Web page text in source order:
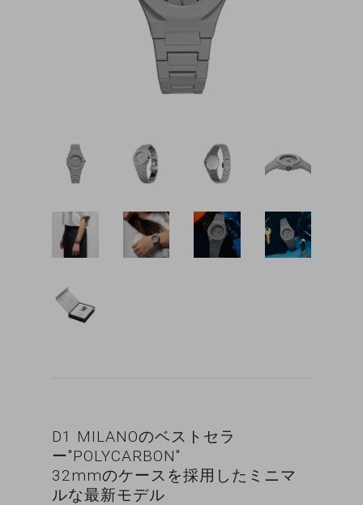
D1 MILANOのベストセラ
ー"POLYCARBON"
32mmのケースを採用したミニマ
ルな最新モデル